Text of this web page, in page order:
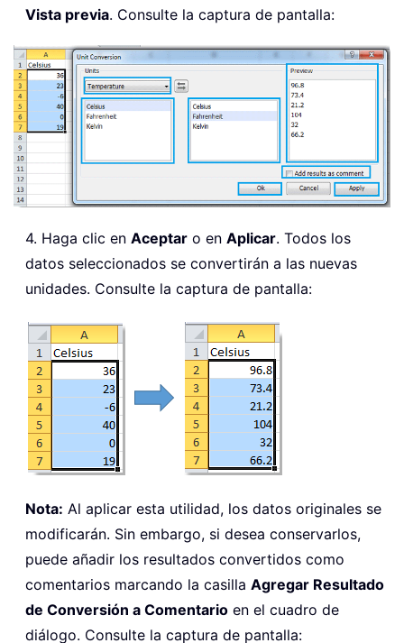
Vista previa. Consulte la captura de pantalla:
4. Haga clic en Aceptar o en Aplicar. Todos los
datos seleccionados se convertirán a las nuevas
unidades. Consulte la captura de pantalla:
Nota: Al aplicar esta utilidad, los datos originales se
modificarán. Sin embargo, si desea conservarlos,
puede añadir los resultados convertidos como
comentarios marcando la casilla Agregar Resultado
de Conversión a Comentario en el cuadro de
diálogo. Consulte la captura de pantalla: